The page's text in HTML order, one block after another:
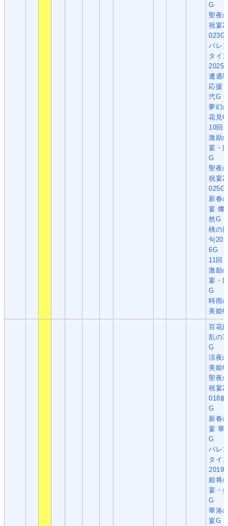
G
聖夜
祝宴2
023G
バレ
タイ
遭遇
応援
弐G
夢幻
花見G
10回
激励
宴・
G
聖夜
祝宴2
025G
新春
宴 燦
然G
桃の
句202
6G
11回
激励
宴・
G
時雨
美姫G
百花
乱の
G
涼夜
美姫G
聖夜
祝宴2
018姫
G
新春
宴 華
G
バレ
タイ
姫将
宴・
G
華洛
宴G